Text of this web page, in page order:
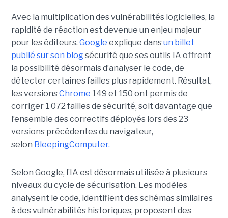
Avec la multiplication des vulnérabilités logicielles, la
rapidité de réaction est devenue un enjeu majeur
pour les éditeurs. Google explique dansun billet
publié sur son blogsécurité que ses outils IA offrent
la possibilité désormais d’analyser le code, de
détecter certaines failles plus rapidement. Résultat,
les versionsChrome 149 et 150 ont permis de
corriger 1 072 failles de sécurité, soit davantage que
l’ensemble des correctifs déployés lors des 23
versions précédentes du navigateur,
selon BleepingComputer.
Selon Google, l’IA est désormais utilisée à plusieurs
niveaux du cycle de sécurisation. Les modèles
analysent le code, identifient des schémas similaires
à des vulnérabilités historiques, proposent des